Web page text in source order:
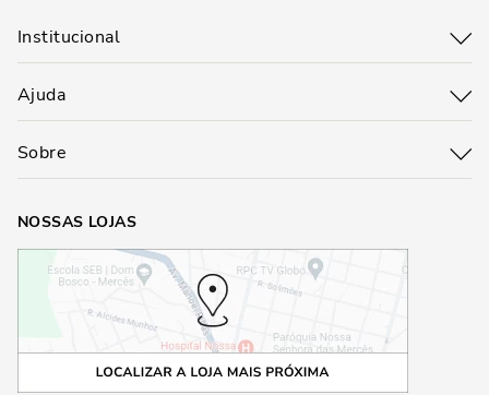
Institucional
Ajuda
Sobre
NOSSAS LOJAS